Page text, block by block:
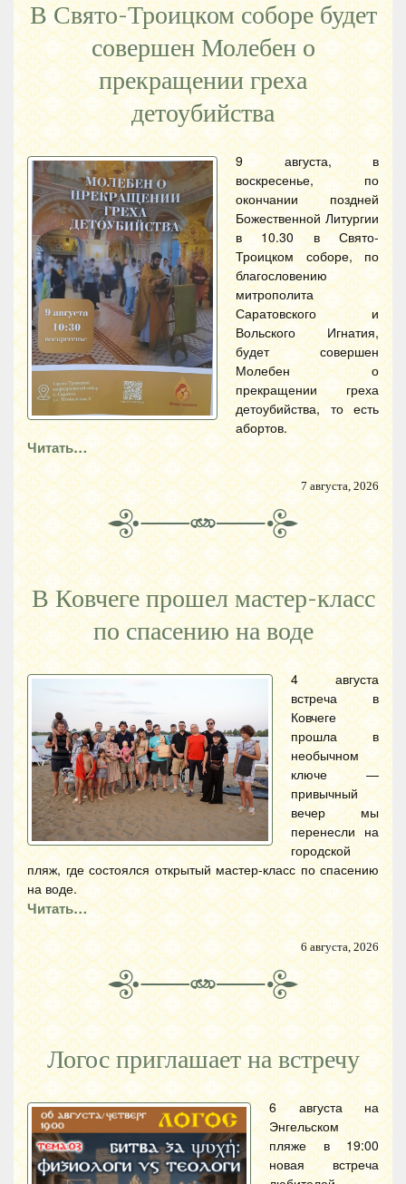
В Свято-Троицком соборе будет
совершен Молебен о
прекращении греха
детоубийства
9 августа, в
воскресенье, по
окончании поздней
Божественной Литургии
в 10.30 в Свято-
Троицком соборе, по
благословению
митрополита
Саратовского и
Вольского Игнатия,
будет совершен
Молебен о
прекращении греха
детоубийства, то есть
абортов.
Читать…
7 августа, 2026
В Ковчеге прошел мастер-класс
по спасению на воде
4 августа
встреча в
Ковчеге
прошла в
необычном
ключе —
привычный
вечер мы
перенесли на
городской
пляж, где состоялся открытый мастер-класс по спасению
на воде.
Читать…
6 августа, 2026
Логос приглашает на встречу
6 августа на
Энгельском
пляже в 19:00
новая встреча